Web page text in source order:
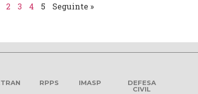
2 3 4 5 Seguinte »
RPPS IMASP
DEFESA
CIVIL